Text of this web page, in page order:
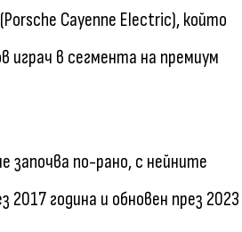
Cayenne Electric), който
играч в сегмента на премиум
започва по-рано, с нейните
година и обновен през 2023